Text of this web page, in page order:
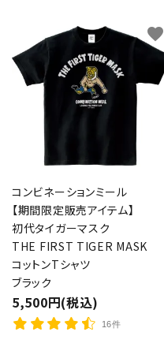
コンビネーションミール
【期間限定販売アイテム】
初代タイガーマスク
THE FIRST TIGER MASK
コットンTシャツ
ブラック
5,500円(税込)
16件
favorite